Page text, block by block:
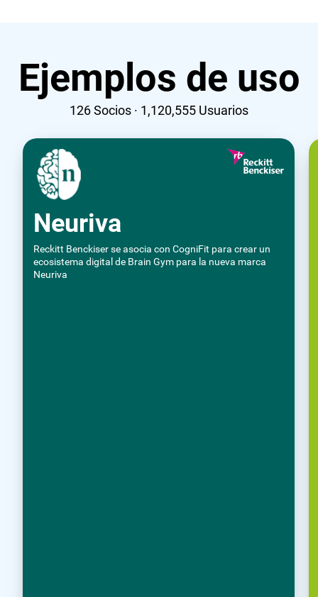
Ejemplos de uso
126Socios · 1,120,555 Usuarios
Neuriva
Reckitt Benckiser se asocia con CogniFit para crear un
ecosistema digital de Brain Gym para la nueva marca
Neuriva